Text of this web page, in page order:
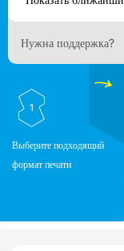
Нужна поддержка?
1
Выберите подходящий
формат печати